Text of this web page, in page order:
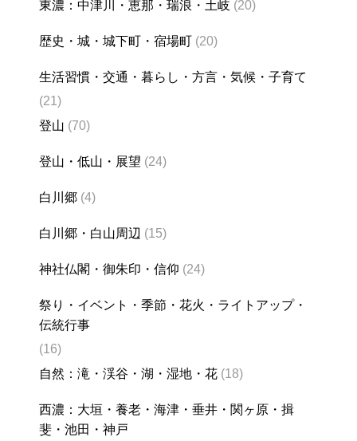
東濃：中津川・恵那・瑞浪・土岐 (20)
歴史・城・城下町・宿場町 (20)
生活習慣・交通・暮らし・方言・気候・子育て
(21)
登山 (70)
登山・低山・展望 (24)
白川郷 (4)
白川郷・白山周辺 (15)
神社仏閣・御朱印・信仰 (24)
祭り・イベント・季節・花火・ライトアップ・
伝統行事
(16)
自然：滝・渓谷・湖・湿地・花 (18)
西濃：大垣・養老・海津・垂井・関ヶ原・揖
斐・池田・神戸